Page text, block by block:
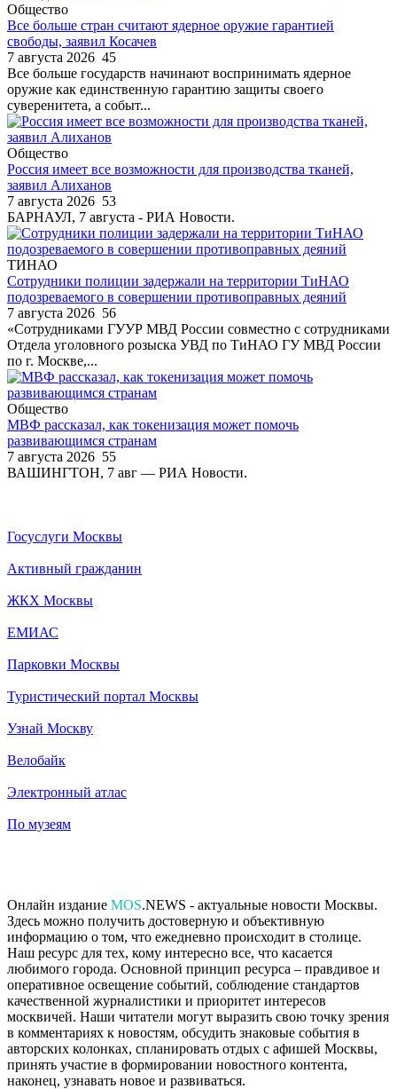
Общество
Все больше стран считают ядерное оружие гарантией
свободы, заявил Косачев
7 августа 2026 45
Все больше государств начинают воспринимать ядерное
оружие как единственную гарантию защиты своего
суверенитета, а событ...
Общество
Россия имеет все возможности для производства тканей,
заявил Алиханов
7 августа 2026 53
БАРНАУЛ, 7 августа - РИА Новости.
ТИНАО
Сотрудники полиции задержали на территории ТиНАО
подозреваемого в совершении противоправных деяний
7 августа 2026 56
«Сотрудниками ГУУР МВД России совместно с сотрудниками
Отдела уголовного розыска УВД по ТиНАО ГУ МВД России
по г. Москве,...
Общество
МВФ рассказал, как токенизация может помочь
развивающимся странам
7 августа 2026 55
ВАШИНГТОН, 7 авг — РИА Новости.
Госуслуги Москвы
Активный гражданин
ЖКХ Москвы
ЕМИАС
Парковки Москвы
Туристический портал Москвы
Узнай Москву
Велобайк
Электронный атлас
По музеям
Онлайн издание MOS.NEWS - актуальные новости Москвы.
Здесь можно получить достоверную и объективную
информацию о том, что ежедневно происходит в столице.
Наш ресурс для тех, кому интересно все, что касается
любимого города. Основной принцип ресурса – правдивое и
оперативное освещение событий, соблюдение стандартов
качественной журналистики и приоритет интересов
москвичей. Наши читатели могут выразить свою точку зрения
в комментариях к новостям, обсудить знаковые события в
авторских колонках, спланировать отдых с афишей Москвы,
принять участие в формировании новостного контента,
наконец, узнавать новое и развиваться.